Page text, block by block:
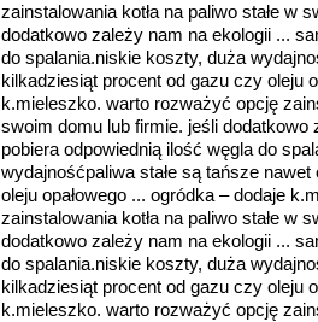
zainstalowania kotła na paliwo stałe w
dodatkowo zależy nam na ekologii ...
do spalania.niskie koszty, duża
kilkadziesiąt procent od gazu czy oleju
k.mieleszko. warto rozważyć opcję
swoim domu lub firmie. jeśli dodatkowo
pobiera odpowiednią ilość węgla do
wydajnośćpaliwa stałe są tańsze
oleju opałowego ... ogródka – dodaje
zainstalowania kotła na paliwo stałe w
dodatkowo zależy nam na ekologii ...
do spalania.niskie koszty, duża
kilkadziesiąt procent od gazu czy oleju
k.mieleszko. warto rozważyć opcję